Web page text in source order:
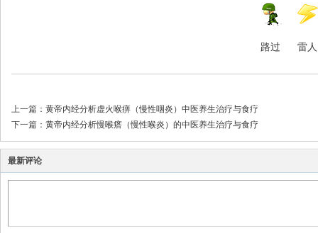
路过 雷人
上一篇： 黄帝内经分析虚火喉痹（慢性咽炎）中医养生治疗与食疗
下一篇： 黄帝内经分析慢喉瘩（慢性喉炎）的中医养生治疗与食疗
最新评论